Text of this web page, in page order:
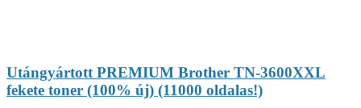
Utángyártott PREMIUM Brother TN-3600XXL
fekete toner (100% új) (11000 oldalas!)